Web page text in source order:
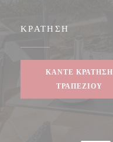
ΚΡΆΤΗΣΗ
ΚΆΝΤΕ ΚΡΆΤΗΣΗ
ΤΡΑΠΕΖΙΟΎ